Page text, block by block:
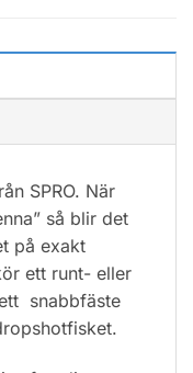
SPRO. När
så blir det
på exakt
ett runt- eller
snabbfäste